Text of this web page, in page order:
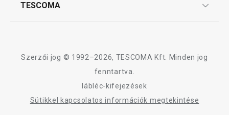
Reklamáció és termékvisszaküldés
TESCOMA
Szerzői jog © 1992–2026, TESCOMA Kft. Minden jog
fenntartva.
lábléc-kifejezések
Sütikkel kapcsolatos információk megtekintése